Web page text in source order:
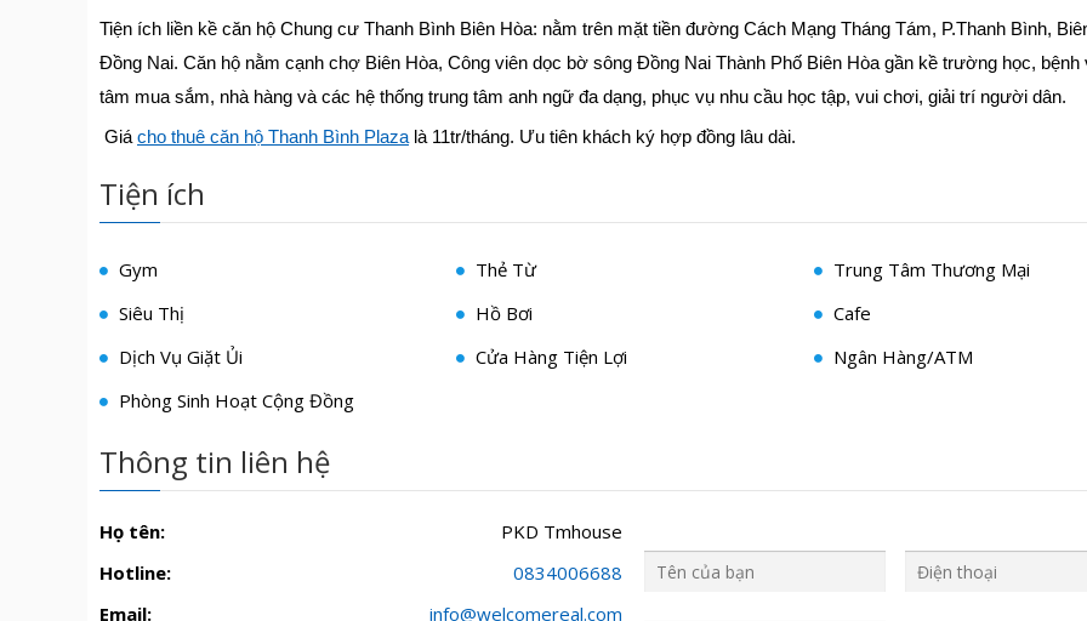
Tiện ích liền kề căn hộ Chung cư Thanh Bình Biên Hòa: nằm trên mặt tiền đường Cách Mạng Tháng Tám, P.Thanh Bình,
Đồng Nai. Căn hộ nằm cạnh chợ Biên Hòa, Công viên dọc bờ sông Đồng Nai Thành Phố Biên Hòa gần kề trường học, bệnh
tâm mua sắm, nhà hàng và các hệ thống trung tâm anh ngữ đa dạng, phục vụ nhu cầu học tập, vui chơi, giải trí người dân.
Giá cho thuê căn hộ Thanh Bình Plaza là 11tr/tháng. Ưu tiên khách ký hợp đồng lâu dài.
Tiện ích
Gym Thẻ Từ
Trung Tâm Thương Mại
Siêu Thị
Hồ Bơi
Cafe
Dịch Vụ Giặt Ủi
Cửa Hàng Tiện Lợi
Ngân Hàng/ATM
Phòng Sinh Hoạt Cộng Đồng
Thông tin liên hệ
Họ tên:
PKD Tmhouse
Hotline:
0834006688
Email:
info@welcomereal.com